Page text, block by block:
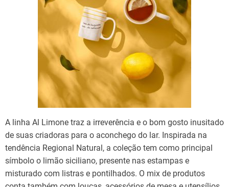
A linha Al Limone traz a irreverência e o bom gosto inusitado
de suas criadoras para o aconchego do lar. Inspirada na
tendência Regional Natural, a coleção tem como principal
símbolo o limão siciliano, presente nas estampas e
misturado com listras e pontilhados. O mix de produtos